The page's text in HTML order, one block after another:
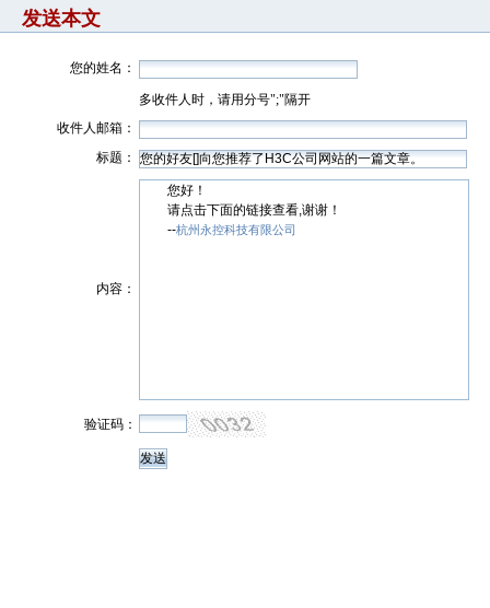
发送本文
您的姓名：
多收件人时，请用分号";"隔开
收件人邮箱：
标题：
内容：
您好！
请点击下面的链接查看,谢谢！
--杭州永控科技有限公司
验证码：